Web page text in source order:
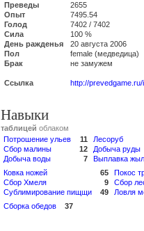
Преведы
2655
Опыт
7495.54
Голод
7402 / 7402
Сила
100 %
День ражденья
20 августа 2006
Пол
female (медведица)
Брак
не замужем
Ссылка http://
Навыки
таблицей облаком
Потрошение ульев
11
Сбор малины
12
Добыча воды
7
Лесоруб
Добыча руды
Выплавка
Ковка ножей
65
Сбор Хмеля
9
Сублимирование пищщи
49
Покос
Сбор
Ловля
Сборка обедов
37